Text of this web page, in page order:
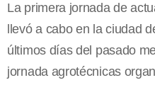
La primera jornada de
llevó a cabo en la ciudad
últimos días del pasado
jornada agrotécnicas